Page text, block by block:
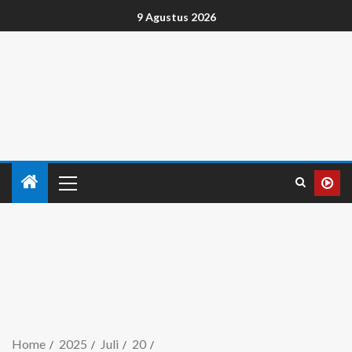
9 Agustus 2026
Home 2025 Juli
20